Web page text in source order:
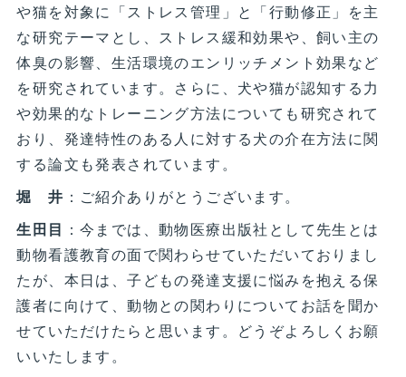
や猫を対象に「ストレス管理」と「行動修正」を主
な研究テーマとし、ストレス緩和効果や、飼い主の
体臭の影響、生活環境のエンリッチメント効果など
を研究されています。さらに、犬や猫が認知する力
や効果的なトレーニング方法についても研究されて
おり、発達特性のある人に対する犬の介在方法に関
する論文も発表されています。
堀 井 ：ご紹介ありがとうございます。
生田目 ：今までは、動物医療出版社として先生とは
動物看護教育の面で関わらせていただいておりまし
たが、本日は、子どもの発達支援に悩みを抱える保
護者に向けて、動物との関わりについてお話を聞か
せていただけたらと思います。どうぞよろしくお願
いいたします。